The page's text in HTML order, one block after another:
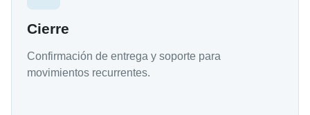
Cierre
Confirmación de entrega y soporte para
movimientos recurrentes.